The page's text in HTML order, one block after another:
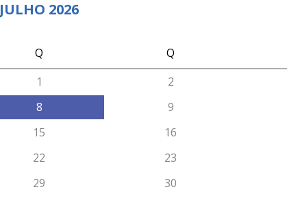
JULHO 2026
Q Q
1
2
8 9
15 16
22 23
29 30